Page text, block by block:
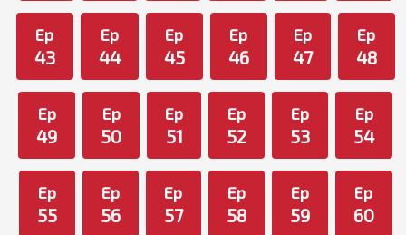
Ep
43
Ep
44
Ep
45
Ep
46
Ep
47
Ep
48
Ep
49
Ep
50
Ep
51
Ep
52
Ep
53
Ep
54
Ep
55
Ep
56
Ep
57
Ep
58
Ep
59
Ep
60